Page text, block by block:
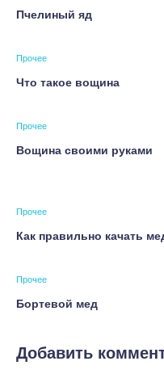
Пчелиный яд
Прочее
Что такое вощина
Прочее
Вощина своими руками
Прочее
Как правильно качать
Прочее
Бортевой мед
Добавить